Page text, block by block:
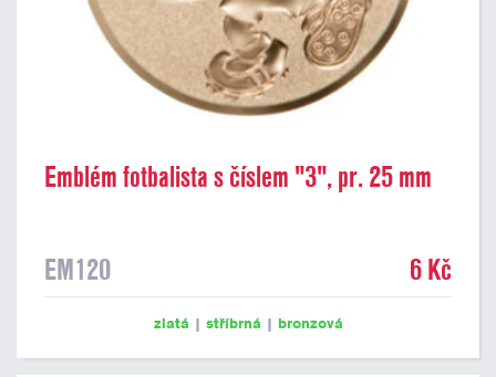
Emblém fotbalista s číslem "3", pr. 25 mm
EM120 6 Kč
zlatá | stříbrná | bronzová